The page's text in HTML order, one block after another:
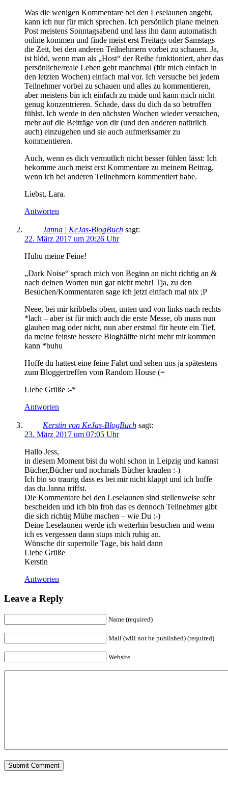
Was die wenigen Kommentare bei den Leselaunen angeht,
kann ich nur für mich sprechen. Ich persönlich plane meinen
Post meistens Sonntagsabend und lass ihn dann automatisch
online kommen und finde meist erst Freitags oder Samstags
die Zeit, bei den anderen Teilnehmern vorbei zu schauen. Ja,
ist blöd, wenn man als „Host“ der Reihe funktioniert, aber das
persönliche/reale Leben geht manchmal (für mich einfach in
den letzten Wochen) einfach mal vor. Ich versuche bei jedem
Teilnehmer vorbei zu schauen und alles zu kommentieren,
aber meistens bin ich einfach zu müde und kann mich nicht
genug konzentrieren. Schade, dass du dich da so betroffen
fühlst. Ich werde in den nächsten Wochen wieder versuchen,
mehr auf die Beiträge von dir (und den anderen natürlich
auch) einzugehen und sie auch aufmerksamer zu
kommentieren.
Auch, wenn es dich vermutlich nicht besser fühlen lässt: Ich
bekomme auch meist erst Kommentare zu meinem Beitrag,
wenn ich bei anderen Teilnehmern kommentiert habe.
Liebst, Lara.
Antworten
Janna | KeJas-BlogBuch sagt:
22. März 2017 um 20:26 Uhr
Huhu meine Feine!
„Dark Noise“ sprach mich von Beginn an nicht richtig an &
nach deinen Worten nun gar nicht mehr! Tja, zu den
Besuchen/Kommentaren sage ich jetzt einfach mal nix ;P
Neee, bei mir kribbelts oben, unten und von links nach rechts
*lach – aber ist für mich auch die erste Messe, ob mans nun
glauben mag oder nicht, nun aber erstmal für heute ein Tief,
da meine feinste bessere Bloghälfte nicht mehr mit kommen
kann *buhu
Hoffe du hattest eine feine Fahrt und sehen uns ja spätestens
zum Bloggertreffen vom Random House (=
Liebe Grüße :-*
Antworten
Kerstin von KeJas-BlogBuch sagt:
23. März 2017 um 07:05 Uhr
Hallo Jess,
in diesem Moment bist du wohl schon in Leipzig und kannst
Bücher,Bücher und nochmals Bücher kraulen :-)
Ich bin so traurig dass es bei mir nicht klappt und ich hoffe
das du Janna triffst.
Die Kommentare bei den Leselaunen sind stellenweise sehr
bescheiden und ich bin froh das es dennoch Teilnehmer gibt
die sich richtig Mühe machen – wie Du :-)
Deine Leselaunen werde ich weiterhin besuchen und wenn
ich es vergessen dann stups mich ruhig an.
Wünsche dir supertolle Tage, bis bald dann
Liebe Grüße
Kerstin
Antworten
Leave a Reply
Name (required)
Mail (will not be published) (required)
Website